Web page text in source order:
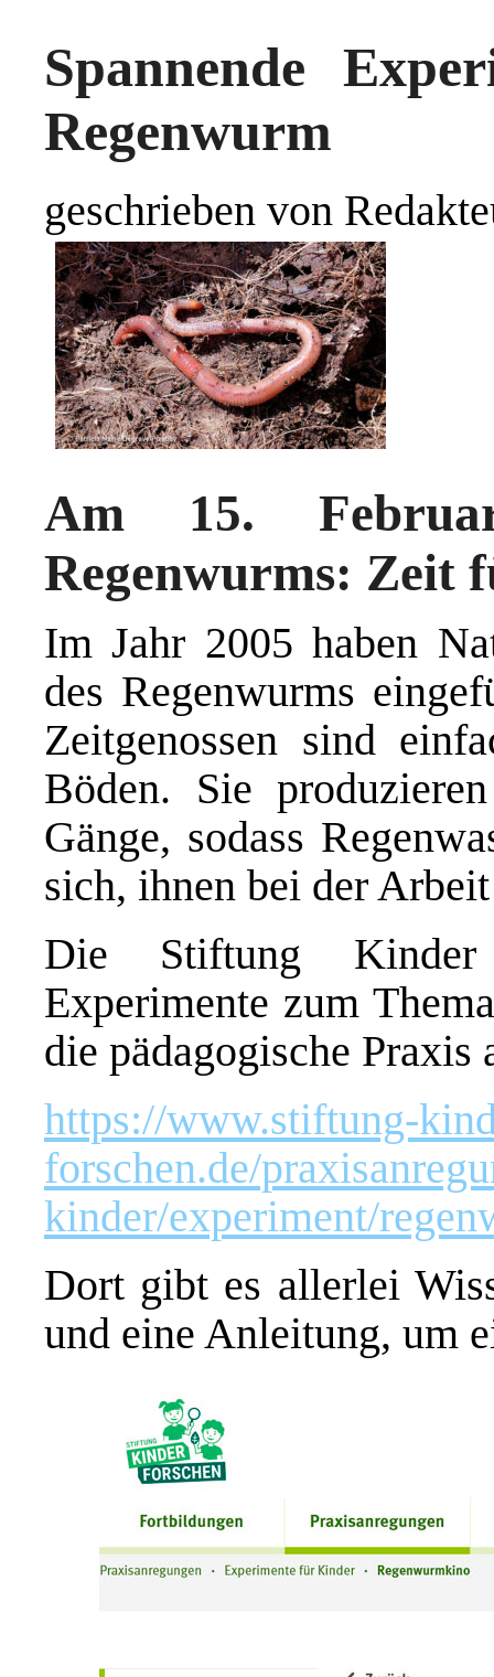
Spannende
Regenwurm
geschrieben von
Am 15.
Regenwurms: Zeit
Im Jahr 2005 haben
des Regenwurms
Zeitgenossen sind
Böden. Sie
Gänge, sodass
sich, ihnen bei der
Die Stiftung Kinder
Experimente zum
die pädagogische Praxis
https://www.stiftung-
forschen.de/
kinder/experiment/
Dort gibt es allerlei
und eine Anleitung, um